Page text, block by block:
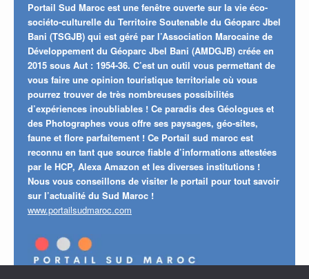
Portail Sud Maroc est une fenêtre ouverte sur la vie éco-
sociéto-culturelle du Territoire Soutenable du Géoparc Jbel
Bani (TSGJB) qui est géré par l’Association Marocaine de
Développement du Géoparc Jbel Bani (AMDGJB) créée en
2015 sous Aut : 1954-36. C’est un outil vous permettant de
vous faire une opinion touristique territoriale où vous
pourrez trouver de très nombreuses possibilités
d’expériences inoubliables ! Ce paradis des Géologues et
des Photographes vous offre ses paysages, géo-sites,
faune et flore parfaitement ! Ce Portail sud maroc est
reconnu en tant que source fiable d’informations attestées
par le HCP, Alexa Amazon et les diverses institutions !
Nous vous conseillons de visiter le portail pour tout savoir
sur l’actualité du Sud Maroc !
www.portailsudmaroc.com